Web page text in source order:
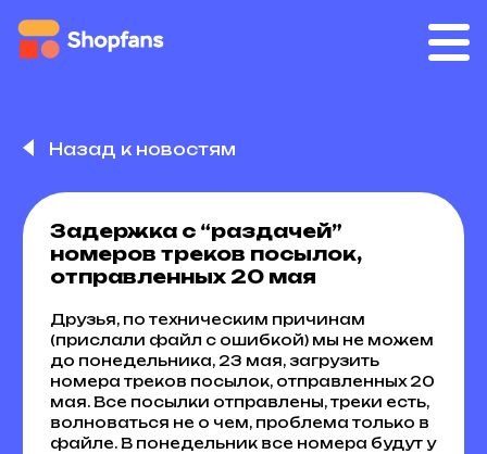
Назад к новостям
Задержка с “раздачей”
номеров треков посылок,
отправленных 20 мая
Друзья, по техническим причинам
(прислали файл с ошибкой) мы не можем
до понедельника, 23 мая, загрузить
номера треков посылок, отправленных 20
мая. Все посылки отправлены, треки есть,
волноваться не о чем, проблема только в
файле. В понедельник все номера будут у